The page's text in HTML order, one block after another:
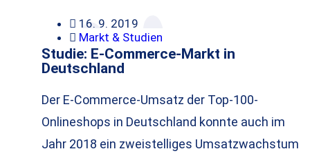
16. 9. 2019
Markt & Studien
Studie: E-Commerce-Markt in
Deutschland
Der E-Commerce-Umsatz der Top-100-
Onlineshops in Deutschland konnte auch im
Jahr 2018 ein zweistelliges Umsatzwachstum